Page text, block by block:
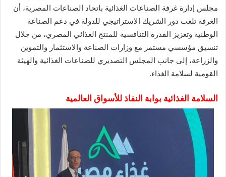
مجلس إدارة غرفة الصناعات الغذائية باتحاد الصناعات المصرية، أن
الغرفة تلعب دور الشريك الاستراتيجي للدولة في دعم الصناعة
الوطنية وتعزيز القدرة التنافسية للمنتج الغذائي المصري، من خلال
تنسيق مؤسسي مستمر مع وزارات الصناعة والاستثمار والتموين
والزراعة، إلى جانب المجلس التصديري للصناعات الغذائية والهيئة
القومية لسلامة الغذاء.
السلامة الغذائية بوابة النفاذ للأسواق العالمية